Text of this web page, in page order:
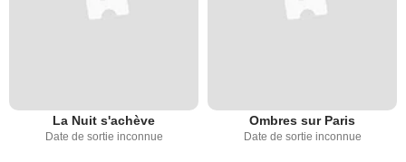
La Nuit s'achève
Date de sortie inconnue
Ombres sur Paris
Date de sortie inconnue